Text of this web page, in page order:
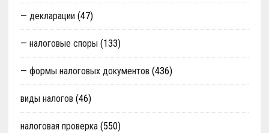
— декларации (47)
— налоговые споры (133)
— формы налоговых документов (436)
виды налогов (46)
налоговая проверка(550)